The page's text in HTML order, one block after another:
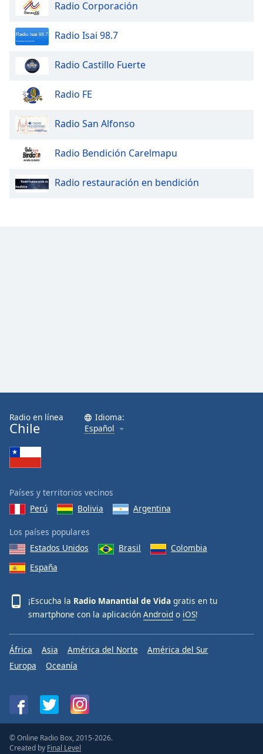
Radio Corporación
Radio Isai 98.7
Radio Castillo Fuerte
Radio FE
Radio San Alfonso
Radio Bendición Carelmapu
Radio restauración en bendición
Radio en línea
Chile
Idioma:
Español
Países y territorios vecinos
Perú
Bolivia Argentina
Los países populares
Estados Unidos
Brasil
Colombia
España
¡Escucha la Radio Manantial de Vida gratis en tu
smartphone con la aplicación Android o iOS!
África Asia América del Norte
América del Sur
Europa
Oceanía
© Online Radio Box, 2015-2026.
Created by Final Level